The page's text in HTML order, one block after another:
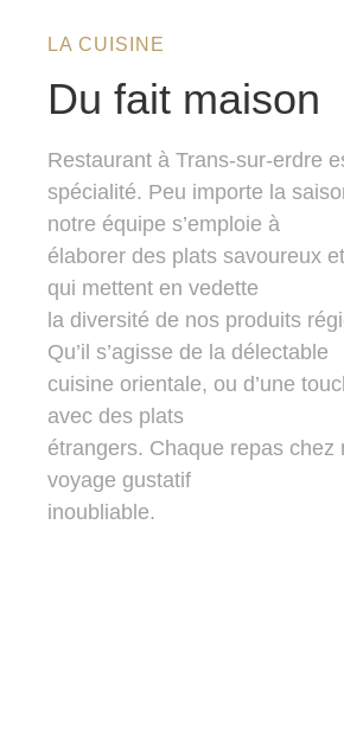
LA CUISINE
Du fait maison
Restaurant à Trans-sur-erdre
spécialité. Peu importe la
notre équipe s’emploie à
élaborer des plats savoureux
qui mettent en vedette
la diversité de nos produits
Qu’il s’agisse de la délectable
cuisine orientale, ou d’une
avec des plats
étrangers. Chaque repas chez
voyage gustatif
inoubliable.